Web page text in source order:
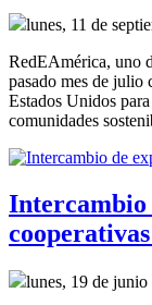
lunes, 11 de
RedEAmérica, uno
pasado mes de julio
Estados Unidos
comunidades
Intercambio
lunes, 19 de junio